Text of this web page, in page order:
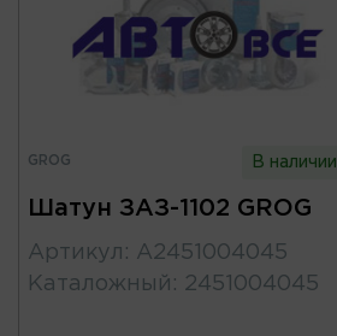
GROG В наличии
Шатун ЗАЗ-1102 GROG
Артикул : A2451004045
Каталожный : 2451004045